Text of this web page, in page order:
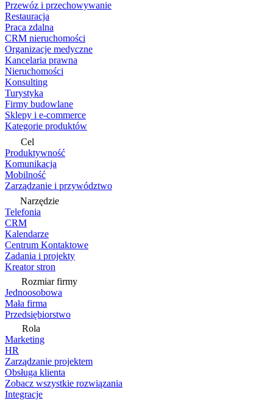
Przewóz i przechowywanie
Restauracja
Praca zdalna
CRM nieruchomości
Organizacje medyczne
Kancelaria prawna
Nieruchomości
Konsulting
Turystyka
Firmy budowlane
Sklepy i e-commerce
Kategorie produktów
Cel
Produktywność
Komunikacja
Mobilność
Zarządzanie i przywództwo
Narzędzie
Telefonia
CRM
Kalendarze
Centrum Kontaktowe
Zadania i projekty
Kreator stron
Rozmiar firmy
Jednoosobowa
Mała firma
Przedsiębiorstwo
Rola
Marketing
HR
Zarządzanie projektem
Obsługa klienta
Zobacz wszystkie rozwiązania
Integracje